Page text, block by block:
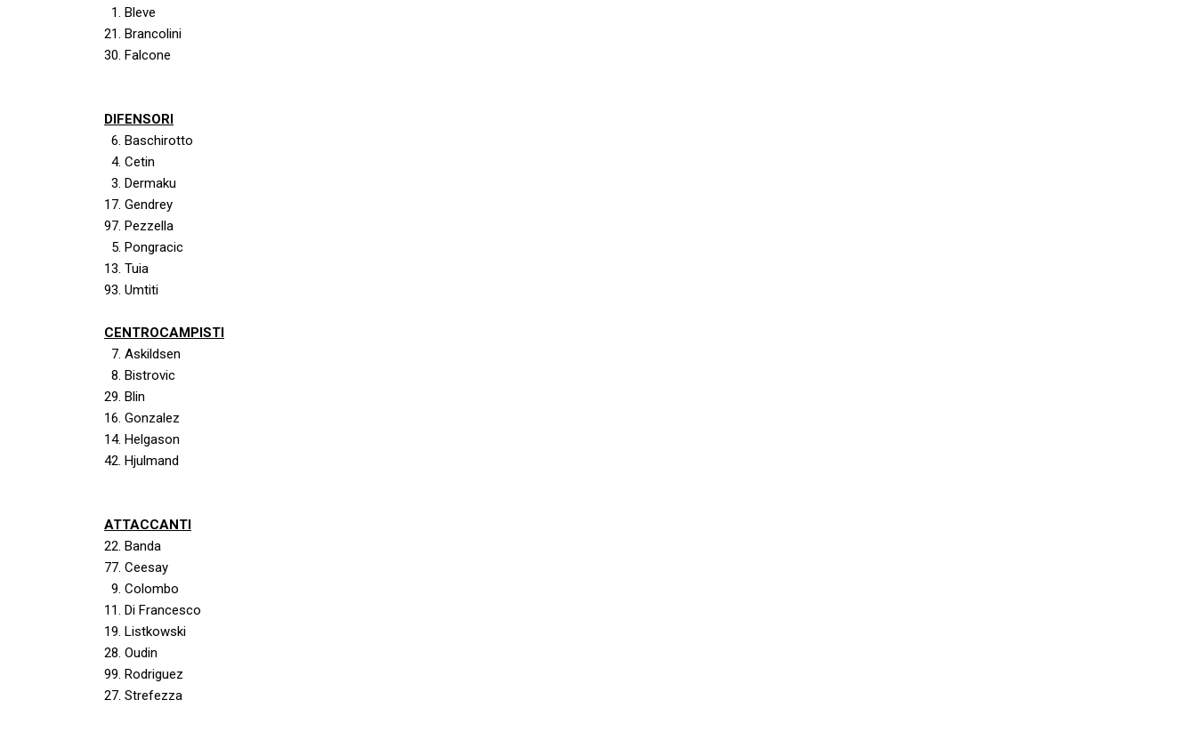
1. Bleve
21. Brancolini
30. Falcone
DIFENSORI
6. Baschirotto
4. Cetin
3. Dermaku
17. Gendrey
97. Pezzella
5. Pongracic
13. Tuia
93. Umtiti
CENTROCAMPISTI
7. Askildsen
8. Bistrovic
29. Blin
16. Gonzalez
14. Helgason
42. Hjulmand
ATTACCANTI
22. Banda
77. Ceesay
9. Colombo
11. Di Francesco
19. Listkowski
28. Oudin
99. Rodriguez
27. Strefezza